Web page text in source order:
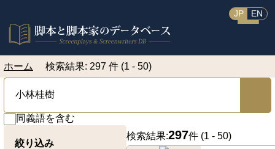
JP EN
ホーム 検索結果: 297 件 (1 - 50)
同義語を含む
絞り込み
検索結果:297件 (1 - 50)